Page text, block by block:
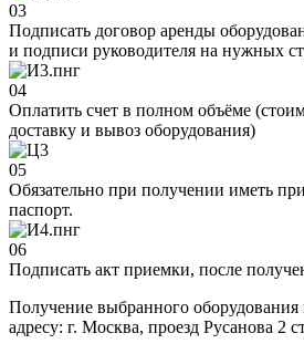
03
Подписать договор аренды
и подписи руководителя на нужных
04
Оплатить счет в полном объёме
доставку и вывоз оборудования)
05
Обязательно при получении иметь
паспорт.
06
Подписать акт приемки, после
Получение выбранного оборудования
адресу: г. Москва, проезд Русанова 2